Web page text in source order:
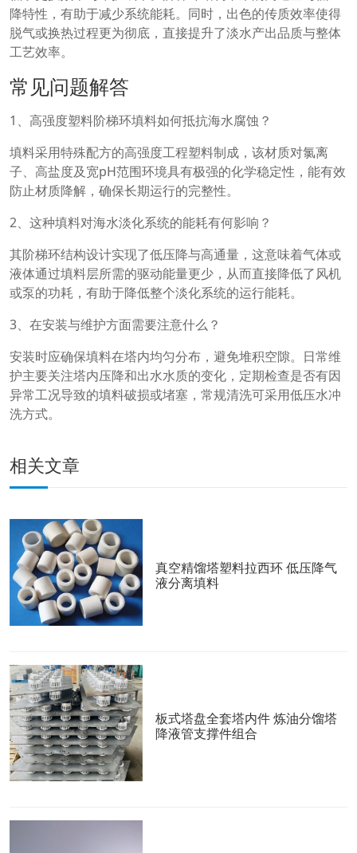
降特性，有助于减少系统能耗。同时，出色的传质效率使得
脱气或换热过程更为彻底，直接提升了淡水产出品质与整体
工艺效率。
常见问题解答
1、高强度塑料阶梯环填料如何抵抗海水腐蚀？
填料采用特殊配方的高强度工程塑料制成，该材质对氯离
子、高盐度及宽pH范围环境具有极强的化学稳定性，能有效
防止材质降解，确保长期运行的完整性。
2、这种填料对海水淡化系统的能耗有何影响？
其阶梯环结构设计实现了低压降与高通量，这意味着气体或
液体通过填料层所需的驱动能量更少，从而直接降低了风机
或泵的功耗，有助于降低整个淡化系统的运行能耗。
3、在安装与维护方面需要注意什么？
安装时应确保填料在塔内均匀分布，避免堆积空隙。日常维
护主要关注塔内压降和出水水质的变化，定期检查是否有因
异常工况导致的填料破损或堵塞，常规清洗可采用低压水冲
洗方式。
相关文章
真空精馏塔塑料拉西环 低压降气
液分离填料
板式塔盘全套塔内件 炼油分馏塔
降液管支撑件组合